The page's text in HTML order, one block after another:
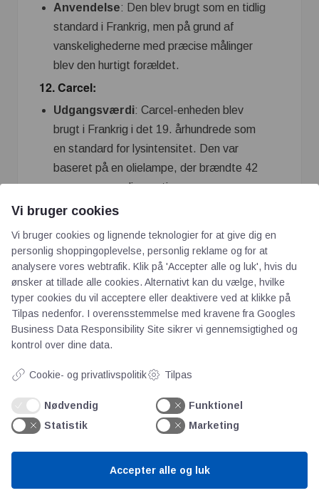
Anvendelse: Den blev brugt som en tidlig
standard i Frankrig, men på grund af
vanskelighederne med præcise målinger
blev den hurtigt forældet.
12.Carcel:
Udgangsværdi: Carcel-enheden blev
brugt i Frankrig i det 19. århundrede som
en standard for lysintensitet. Den var
baseret på en olielampe, der brændte 42
gram ren rapsolie per time.
Udgangsenhed
Anvendelse
: Carcel blev brugt som en
lysstandard i Frankrig, især i forbindelse
med målinger af gaslamper og tidlige
elektriske lyskilder, før candela blev
AOT
Vi bruger cookies
Vi bruger cookies og lignende teknologier for at give dig en
personlig shoppingoplevelse, personlig reklame og for at
analysere vores webtrafik. Klik på 'Accepter alle og luk', hvis du
ønsker at tillade alle cookies. Alternativt kan du vælge, hvilke
typer cookies du vil acceptere eller deaktivere ved at klikke på
Tilpas nedenfor. I overensstemmelse med kravene fra Googles
Business Data Responsibility Site sikrer vi gennemsigtighed og
kontrol over dine data.
Cookie- og privatlivspolitik Tilpas
Nødvendig
Funktionel
Statistik
Marketing
Accepter alle og luk